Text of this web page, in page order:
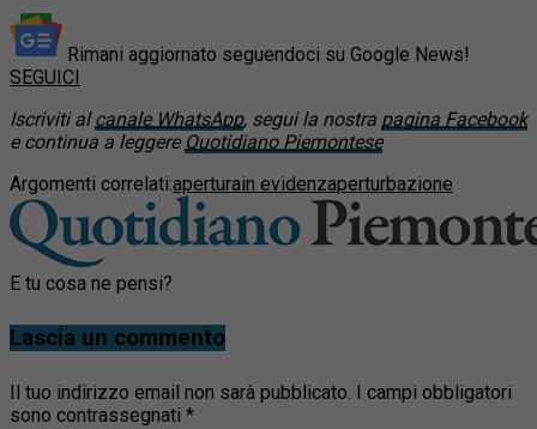
Rimani aggiornato seguendoci su Google News!
SEGUICI
Iscriviti alcanale WhatsApp, segui la nostra pagina Facebook
e continua a leggere Quotidiano Piemontese
Argomenti correlati:aperturain evidenzaperturbazione
E tu cosa ne pensi?
Lascia un commento
Il tuo indirizzo email non sarà pubblicato. I campi obbligatori
sono contrassegnati *